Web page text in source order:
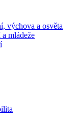
výchova a osvěta
mládeže